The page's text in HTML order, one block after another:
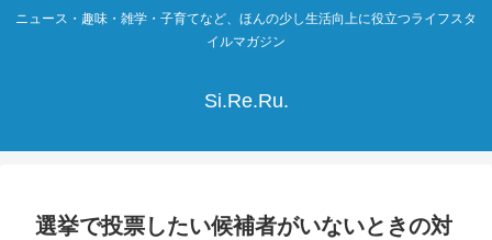
ニュース・趣味・雑学・子育てなど、ほんの少し生活向上に役立つライフスタ
イルマガジン
Si.Re.Ru.
選挙で投票したい候補者がいないときの対